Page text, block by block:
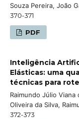
Souza Pereira, João
370-371
PDF
Inteligência
Elásticas: uma
técnicas para
Raimundo Júlio Viana
Oliveira da Silva,
372-373